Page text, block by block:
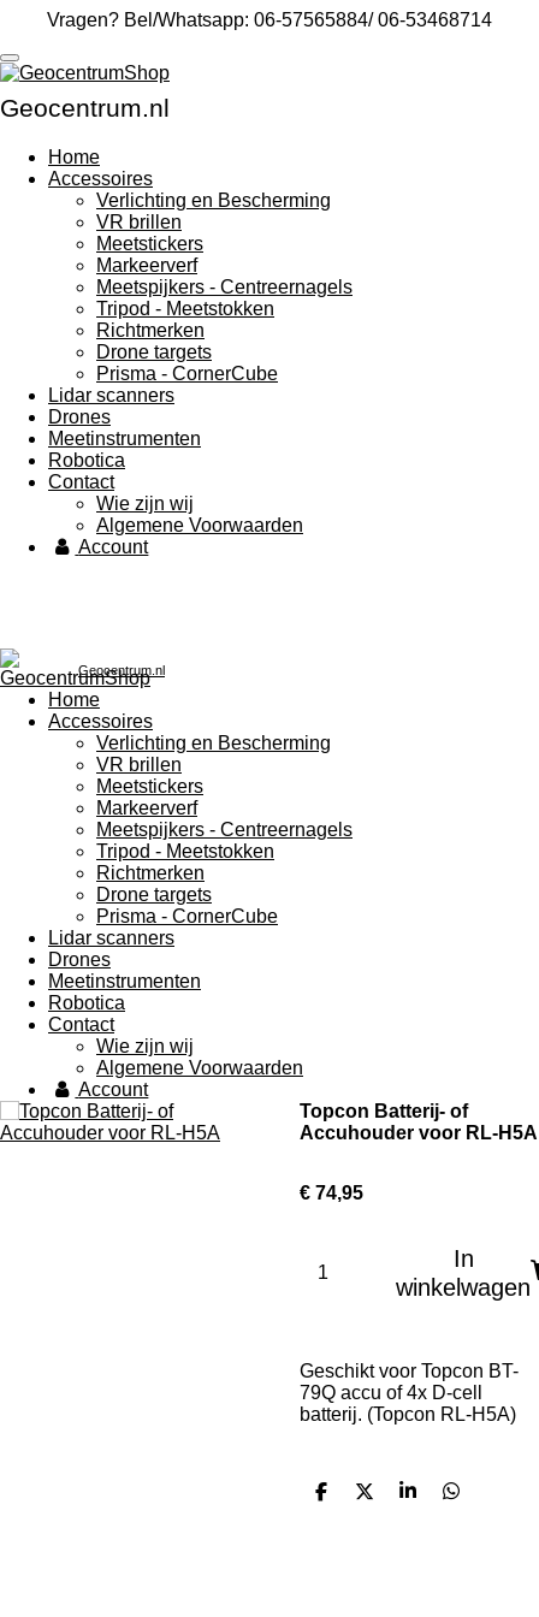
naar
de
hoofdinhoud
Vragen? Bel/Whatsapp: 06-57565884/ 06-53468714
Geocentrum.nl
Home
Accessoires
Verlichting en Bescherming
VR brillen
Meetstickers
Markeerverf
Meetspijkers - Centreernagels
Tripod - Meetstokken
Richtmerken
Drone targets
Prisma - CornerCube
Lidar scanners
Drones
Meetinstrumenten
Robotica
Contact
Wie zijn wij
Algemene Voorwaarden
Account
Geocentrum.nl
Home
Accessoires
Verlichting en Bescherming
VR brillen
Meetstickers
Markeerverf
Meetspijkers - Centreernagels
Tripod - Meetstokken
Richtmerken
Drone targets
Prisma - CornerCube
Lidar scanners
Drones
Meetinstrumenten
Robotica
Contact
Wie zijn wij
Algemene Voorwaarden
Account
Topcon Batterij- of
Accuhouder voor RL-H5A
€ 74,95
In
winkelwagen
Geschikt voor Topcon BT-
79Q accu of 4x D-cell
batterij. (Topcon RL-H5A)
D
D
S
D